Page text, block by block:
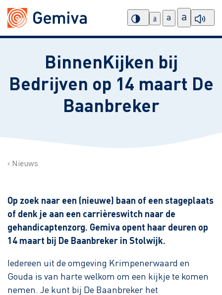
a a a
BinnenKijken bij
Bedrijven op 14 maart De
Baanbreker
Nieuws
Op zoek naar een (nieuwe) baan of een stageplaats
of denk je aan een carrièreswitch naar de
gehandicaptenzorg. Gemiva opent haar deuren op
14 maart bij De Baanbreker in Stolwijk.
Iedereen uit de omgeving Krimpenerwaard en
Gouda is van harte welkom om een kijkje te komen
nemen. Je kunt bij De Baanbreker het